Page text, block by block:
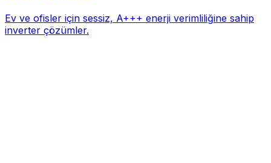
Ev ve ofisler için sessiz, A+++ enerji verimliliğine sahip
inverter çözümler.